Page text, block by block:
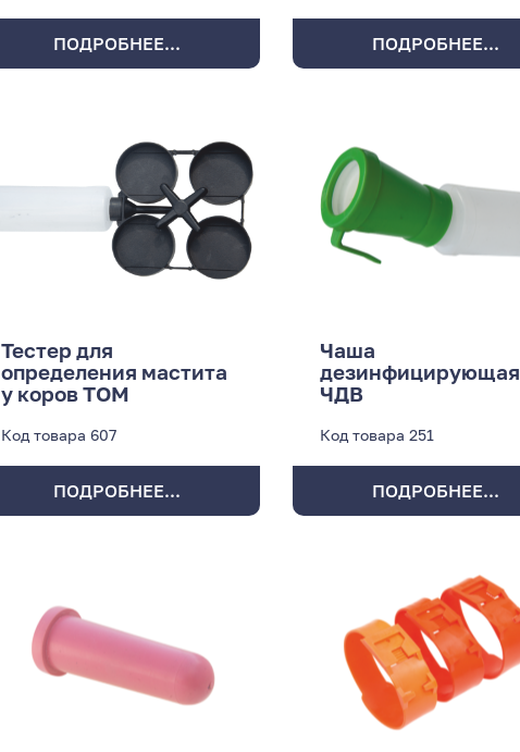
ПОДРОБНЕЕ... ПОДРОБНЕЕ...
Тестер для
определения мастита
у коров ТОМ
Код товара 607
ПОДРОБНЕЕ...
Чаша
дезинфицирующая
ЧДВ
Код товара 251
ПОДРОБНЕЕ...